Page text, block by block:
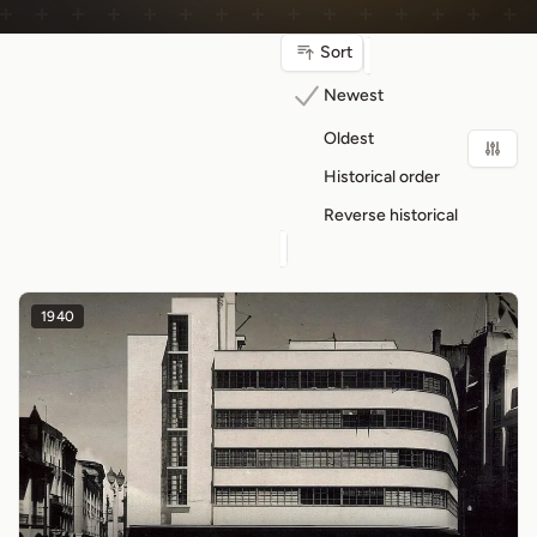
Sort
Newest
Oldest
Historical order
Reverse historical
1940